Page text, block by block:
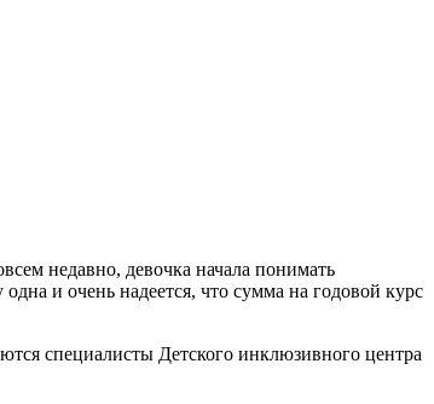
недавно, девочка начала понимать
и очень надеется, что сумма на годовой курс
специалисты Детского инклюзивного центра